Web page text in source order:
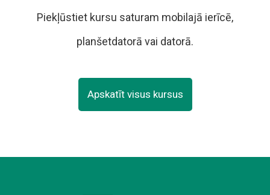
Piekļūstiet kursu saturam mobilajā ierīcē,
planšetdatorā vai datorā.
Apskatīt visus kursus